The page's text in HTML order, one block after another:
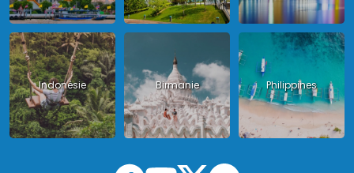
Indonésie Birmanie Philippines